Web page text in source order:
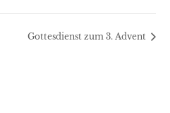
Gottesdienst zum 3. Advent